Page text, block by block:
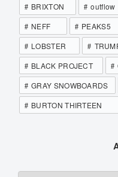
BRIXTON
outflow
NEFF
PEAKS5
LOBSTER
BLACK PROJECT
GRAY SNOWBOARDS
BURTON THIRTEEN